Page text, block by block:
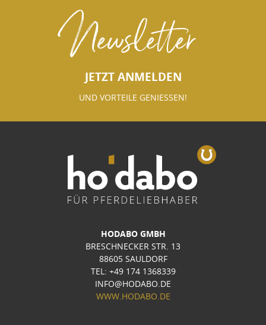
Newsletter
JETZT ANMELDEN
UND VORTEILE GENIESSEN!
HODABO GMBH
BRESCHNECKER STR. 13
88605 SAULDORF
TEL: +49 174 1368339
INFO@HODABO.DE
WWW.HODABO.DE